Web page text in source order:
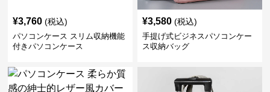
¥3,760 (税込)
パソコンケース スリム収納機能
付きパソコンケース
¥3,580 (税込)
手提げ式ビジネスパソコンケー
ス収納バッグ